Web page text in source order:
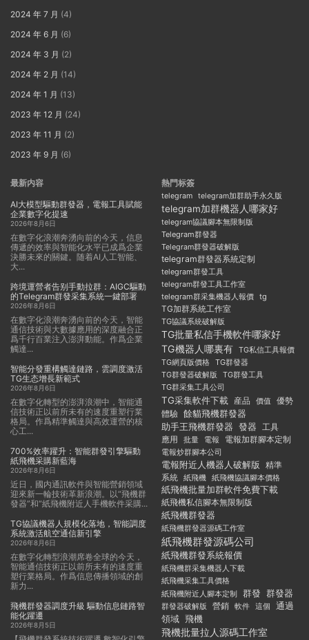
2024 年 7 月 (4)
2024 年 6 月 (6)
2024 年 3 月 (2)
2024 年 2 月 (14)
2024 年 1 月 (13)
2023 年 12 月 (24)
2023 年 11 月 (2)
2023 年 9 月 (6)
最新内容
AI大模型驅動群發器，電報工具賦能
企業數字化提速
2026年8月6日
在數字化浪潮奔湧向前的今天，信息
傳遞的效率與智能化水平已成爲企業
決勝未來的關鍵。随着AI人工智能、
大...
跨境運營者告别手動拉群：AIGC驅動
的Telegram群發采集系統一鍵部署
2026年8月6日
在數字化浪潮奔湧向前的今天，智能
通信技術與大數據應用的深度融合正
爲千行百業注入澎湃動能。作爲企業
觸達...
智能分發重構觸達鏈路，雲調度激活
TG生态增長新範式
2026年8月6日
在數字化轉型的澎湃浪潮中，智能通
信技術正以前所未有的速度重塑行業
格局。作爲精準觸達與高效運營的核
心工...
700%效率躍升：智能群發引擎驅動
紙飛機采購新藍海
2026年8月6日
近日，國内通訊軟件與智能營銷領域
迎來新一輪技術革新浪潮。以“飛機群
發器”和“紙飛機附近人手機軟件采購...
TG協議機器人規模化落地，智能調度
系統激活航空通信新引擎
2026年8月6日
在數字化轉型浪潮席卷全球的今天，
智能通信技術正以前所未有的速度重
塑行業格局。作爲信息傳播領域的創
新力...
飛機群發器調度升級 驅動信息鏈路智
能化躍遷
2026年8月5日
熱門标簽
telegram telegram加群助手永久版
telegram加群機器人哪家好
telegram協議腳本無限制版
Telegram群發器
Telegram群發器破解版
telegram群發器系統定制
telegram群發工具
telegram群發工具工作室
telegram群采集機器人報價 tg
TG加群系統工作室
TG協議系統破解版
TG批量私信手機軟件哪家好
TG機器人哪裏有
TG私信工具報價
TG網頁版價格
TG群發器
TG群發器破解版
TG群發工具
TG群采集工具公司
TG采集軟件下載 産品 價值 優勢
體驗 餘貓飛機群發器
助手王飛機群發器 發器 工具
應用
批量 電報 電報加群腳本定制
電報炒群腳本公司
電報附近人機器人破解版 精準
系統 紙飛機 紙飛機協議腳本價格
紙飛機批量加群軟件免費下載
紙飛機私信腳本無限制版
紙飛機群發器
紙飛機群發器源碼工作室
紙飛機群發源碼公司
紙飛機群發系統報價
紙飛機群采集機器人下載
紙飛機采集工具價格
紙飛機附近人腳本定制
群發 群發器
群發器破解版 營銷 軟件 這個
通過
領域 飛機
飛機批量拉人源碼工作室